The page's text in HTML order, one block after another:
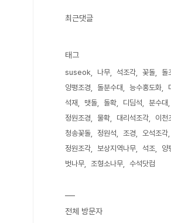
최근댓글
태그
suseok 나무 석조각 꽃돌
돌
양평조경
돌분수대 능수홍도화
석재
맷돌 돌확 디딤석 분수대
정원조경
물확 대리석조각
이천
청송꽃돌
정원석 조경
오석조각
정원조각
보상지역나무 석조
양
벗나무
조형소나무 수석닷컴
전체 방문자